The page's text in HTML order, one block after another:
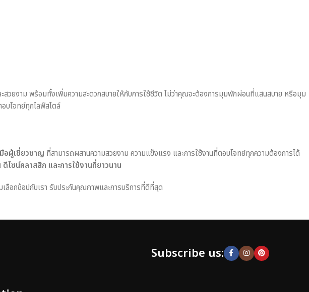
สวยงาม พร้อมทั้งเพิ่มความสะดวกสบายให้กับการใช้ชีวิต ไม่ว่าคุณจะต้องการมุมพักผ่อนที่แสนสบาย หรือมุม
บโจทย์ทุกไลฟ์สไตล์
อผู้เชี่ยวชาญ ที่สามารถผสานความสวยงาม ความแข็งแรง และการใช้งานที่ตอบโจทย์ทุกความต้องการได้
ไซน์คลาสสิก และการใช้งานที่ยาวนาน
เลือกช้อปกับเรา รับประกันคุณภาพและการบริการที่ดีที่สุด
Subscribe us: